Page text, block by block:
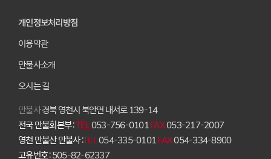
개인정보처리방침
이용약관
만불사소개
오시는 길
만불사경북 영천시 북안면 내서로 139-14
전국 만불회본부 :TEL053-756-0101FAX053-217-2007
영천 만불산 만불사 :TEL054-335-0101FAX054-334-8900
고유번호 :505-82-62337